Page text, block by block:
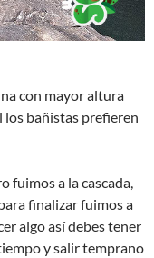
con mayor altura
los bañistas prefieren
fuimos a la cascada,
finalizar fuimos a
algo así­ debes tener
y salir temprano